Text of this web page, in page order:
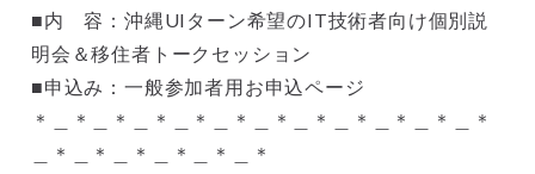
■内 容：沖縄UIターン希望のIT技術者向け個別説
明会＆移住者トークセッション
■申込み：一般参加者用お申込ページ
＊＿＊＿＊＿＊＿＊＿＊＿＊＿＊＿＊＿＊＿＊＿＊
＿＊＿＊＿＊＿＊＿＊＿＊